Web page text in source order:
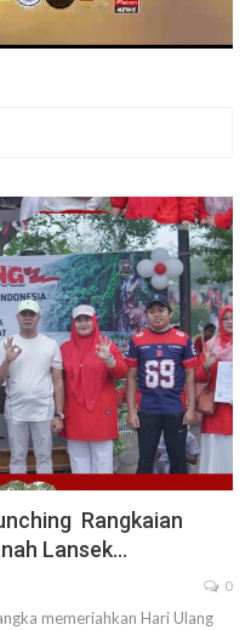
Rangkaian
Lansek…
0
memeriahkan Hari Ulang